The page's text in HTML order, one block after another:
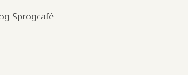
Sprogcafé